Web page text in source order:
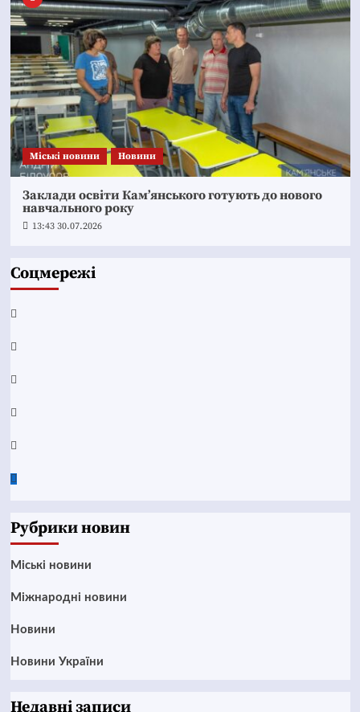
Mіські новини Новини
Заклади освіти Кам’янського готують до нового
навчального року
13:43 30.07.2026
Соцмережі
Facebook
YouTube
Telegram
Instagram
Twitter
Рубрики новин
Mіські новини
Міжнародні новини
Новини
Новини України
Недавні записи